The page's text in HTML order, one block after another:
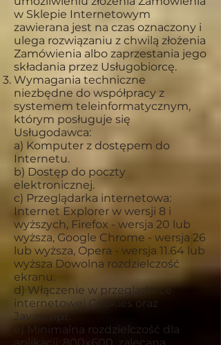
w Sklepie Internetowym
zawierana jest na czas oznaczony i
ulega rozwiązaniu z chwilą złożenia
Zamówienia albo zaprzestania jego
składania przez Usługobiorcę.
Wymagania techniczne
niezbędne do współpracy z
systemem teleinformatycznym,
którym posługuje się
Usługodawca:
a) Komputer z dostępem do
Internetu.
b) Dostęp do poczty
elektronicznej.
c) Przeglądarka internetowa:
Internet Explorer w wersji 8 i
wyższych, Firefox - wersja 20 lub
wyższa, Google Chrome - wersja 26
lub wyższa, Opera - wersja 11.64 lub
wyższa Dowolna rozdzielczość
ekranu.
d) Włączenie w przeglądarce
internetowej Cookies oraz
Javascript.
e) Minimalna rozdzielczość dla